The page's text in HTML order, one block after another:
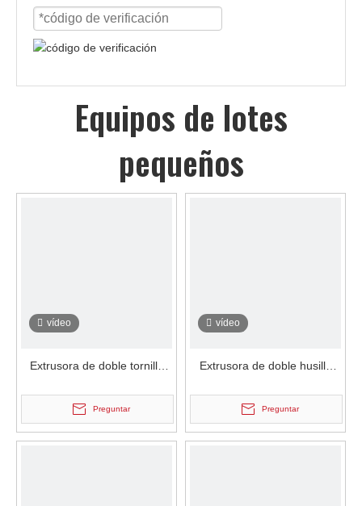
Equipos de lotes
pequeños
vídeo
Extrusora de doble tornillo
procesamiento de alimentos
Preguntar
vídeo
Extrusora de doble husillo
alimentos en paralelo
Preguntar